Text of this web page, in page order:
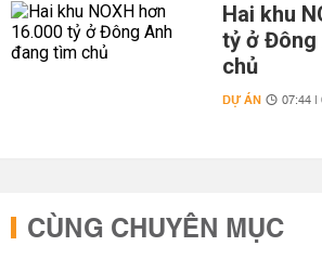
Hai khu
tỷ ở Đông
chủ
DỰ ÁN 07:44 |
CÙNG CHUYÊN MỤC